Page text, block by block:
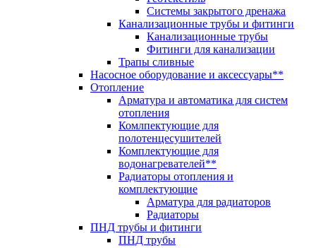
Системы закрытого дренажа
Канализационные трубы и фитинги
Канализационные трубы
Фитинги для канализации
Трапы сливные
Насосное оборудование и аксессуары**
Отопление
Арматура и автоматика для систем
отопления
Комлпектующие для
полотенцесушителей
Комплектующие для
водонагревателей**
Радиаторы отопления и
комплектующие
Арматура для радиаторов
Радиаторы
ПНД трубы и фитинги
ПНД трубы